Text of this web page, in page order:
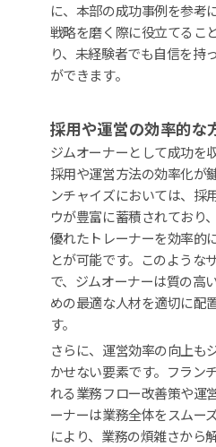
に、本部の成功事例を参考
戦略を磨く際に役立てるこ
り、未経験者でも自信を持
ができます。
採用や運営の効率的な
ジムオーナーとして成功を
採用や運営方法の効率化が
ンチャイズにおいては、採
ウが豊富に蓄積されており
優れたトレーナーを効率的
とが可能です。このような
で、ジムオーナーは質の高
めの最適な人材を適切に配
す。
さらに、運営効率の向上も
かせない要素です。フラン
れる業務フロー改善策や運
ーナーは業務全体をスムー
により、業務の煩雑さから